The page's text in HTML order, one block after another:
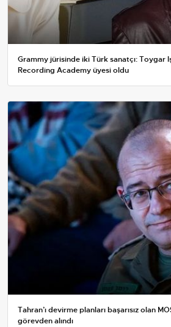
Grammy jürisinde iki Türk sanatçı: Toygar
Recording Academy üyesi oldu
Tahran’ı devirme planları başarısız olan
görevden alındı